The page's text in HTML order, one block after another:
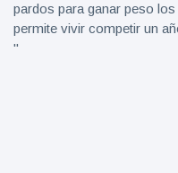
pardos para ganar peso
permite vivir competir un
"